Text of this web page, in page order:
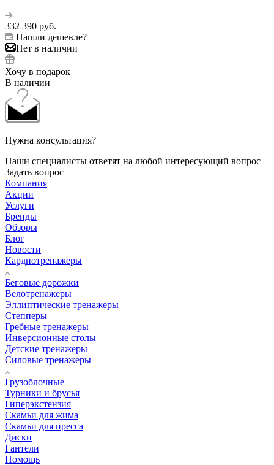
332 390 руб.
Нашли дешевле?
Нет в наличии
Хочу в подарок
В наличии
Нужна консультация?
Наши специалисты ответят на любой интересующий вопрос
Задать вопрос
Компания
Акции
Услуги
Бренды
Обзоры
Блог
Новости
Кардиотренажеры
Беговые дорожки
Велотренажеры
Эллиптические тренажеры
Степперы
Гребные тренажеры
Инверсионные столы
Детские тренажеры
Силовые тренажеры
Грузоблочные
Турники и брусья
Гиперэкстензия
Скамьи для жима
Скамьи для пресса
Диски
Гантели
Помощь